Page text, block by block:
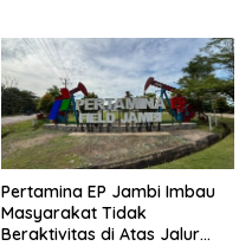
Pertamina EP Jambi Imbau
Masyarakat Tidak
Beraktivitas di Atas Jalur